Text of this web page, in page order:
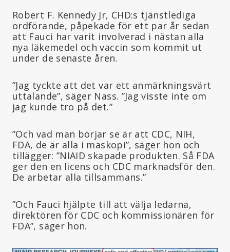
Robert F. Kennedy Jr, CHD:s tjänstlediga
ordförande, påpekade för ett par år sedan
att Fauci har varit involverad i nästan alla
nya läkemedel och vaccin som kommit ut
under de senaste åren.
”Jag tyckte att det var ett anmärkningsvärt
uttalande”, säger Nass. ”Jag visste inte om
jag kunde tro på det.”
”Och vad man börjar se är att CDC, NIH,
FDA, de är alla i maskopi”, säger hon och
tillägger: ”NIAID skapade produkten. Så FDA
ger den en licens och CDC marknadsför den.
De arbetar alla tillsammans.”
”Och Fauci hjälpte till att välja ledarna,
direktören för CDC och kommissionären för
FDA”, säger hon.